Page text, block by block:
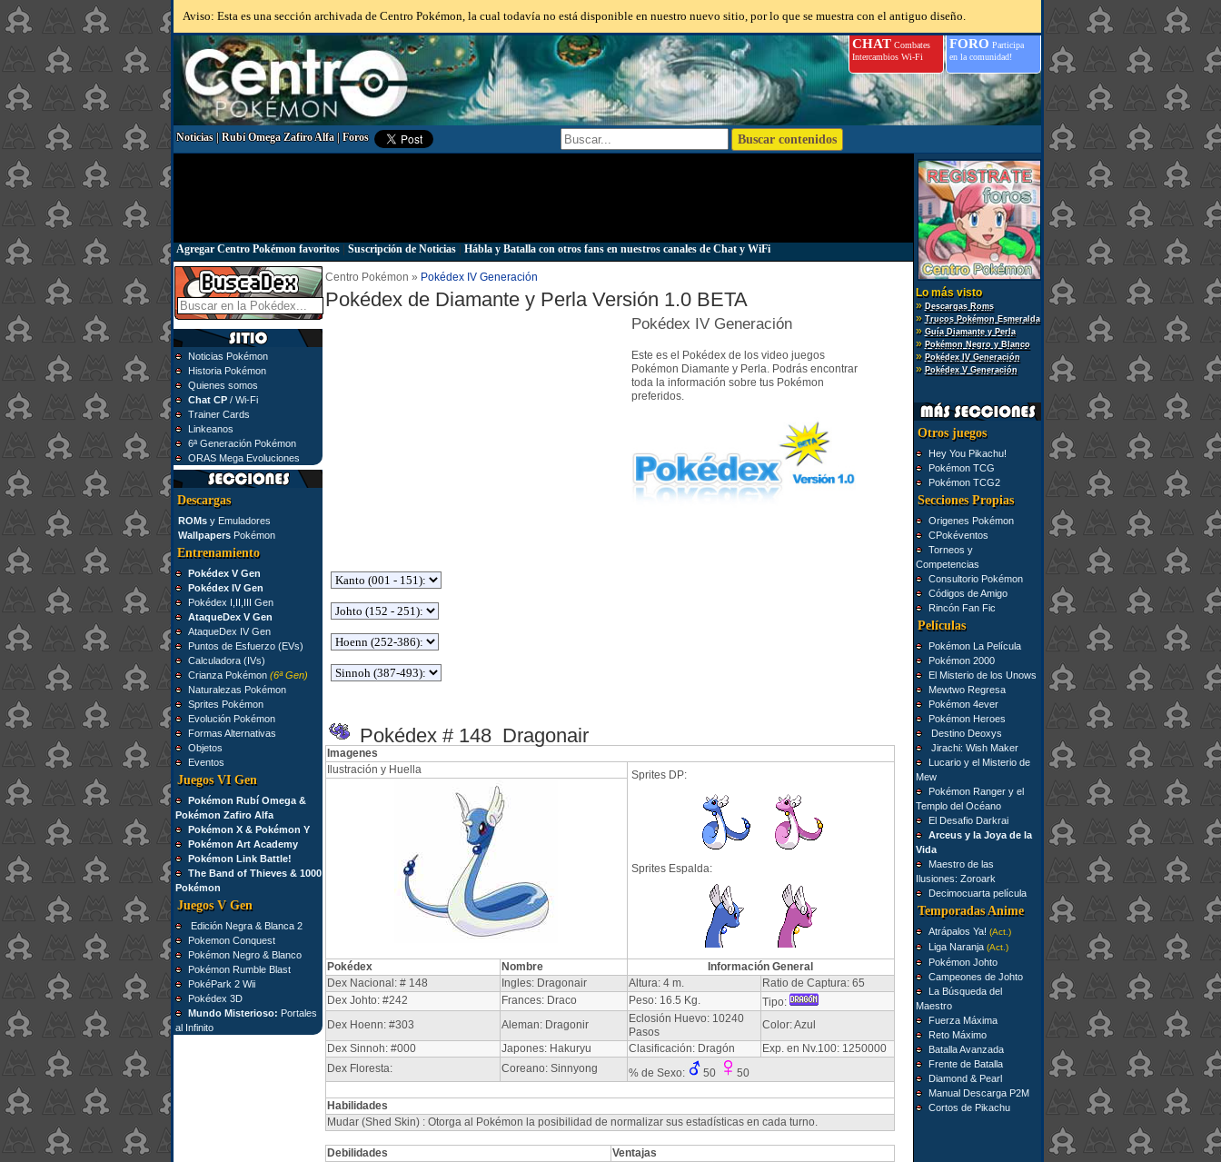
Aviso: Esta es una sección archivada de Centro Pokémon, la cual todavía no está disponible en nuestro nuevo sitio, por lo que se muestra con el antiguo diseño.
FORO Participa
en la comunidad!
CHATCombates
Intercambios Wi-Fi
Noticias|Rubí Omega Zafiro Alfa|Foros
Agregar Centro Pokémon favoritos| Suscripción de Noticias| Hábla y Batalla con otros fans en nuestros canales de Chat y WiFi
Lo más visto
» Descargas Roms
» Trucos Pokémon Esmeralda
» Guía Diamante y Perla
» Pokémon Negro y Blanco
» Pokédex IV Generación
» Pokédex V Generación
Otros juegos
Hey You Pikachu!
Pokémon TCG
Pokémon TCG2
Secciones Propias
Origenes Pokémon
CPokéventos
Torneos y
Competencias
Consultorio Pokémon
Códigos de Amigo
Rincón Fan Fic
Películas
Pokémon La Película
Pokémon 2000
El Misterio de los Unows
Mewtwo Regresa
Pokémon 4ever
Pokémon Heroes
Destino Deoxys
Jirachi: Wish Maker
Lucario y el Misterio de
Mew
Pokémon Ranger y el
Templo del Océano
El Desafio Darkrai
Arceus y la Joya de la
Vida
Maestro de las
Ilusiones: Zoroark
Decimocuarta película
Temporadas Anime
Atrápalos Ya! (Act.)
Liga Naranja (Act.)
Pokémon Johto
Campeones de Johto
La Búsqueda del
Maestro
Fuerza Máxima
Reto Máximo
Batalla Avanzada
Frente de Batalla
Diamond & Pearl
Manual Descarga P2M
Cortos de Pikachu
Noticias Pokémon
Historia Pokémon
Quienes somos
Chat CP/ Wi-Fi
Trainer Cards
Linkeanos
6ª Generación Pokémon
ORAS Mega Evoluciones
Descargas
ROMsy Emuladores
WallpapersPokémon
Entrenamiento
Pokédex V Gen
Pokédex IV Gen
Pokédex I,II,III Gen
AtaqueDex V Gen
AtaqueDex IV Gen
Puntos de Esfuerzo (EVs)
Calculadora (IVs)
Crianza Pokémon (6ª Gen)
Naturalezas Pokémon
Sprites Pokémon
Evolución Pokémon
Formas Alternativas
Objetos
Eventos
Juegos VI Gen
Pokémon Rubí Omega &
Pokémon Zafiro Alfa
Pokémon X & Pokémon Y
Pokémon Art Academy
Pokémon Link Battle!
The Band of Thieves & 1000
Pokémon
Juegos V Gen
Edición Negra & Blanca 2
Pokemon Conquest
Pokémon Negro & Blanco
Pokémon Rumble Blast
PokéPark 2 Wii
Pokédex 3D
Mundo Misterioso: Portales
al Infinito
Centro Pokémon » Pokédex IV Generación
Pokédex de Diamante y Perla Versión 1.0 BETA
Pokédex IV Generación
Este es el Pokédex de los video juegos
Pokémon Diamante y Perla. Podrás encontrar
toda la información sobre tus Pokémon
preferidos.
Pokédex # 148 Dragonair
Imagenes
Ilustración y Huella
Sprites DP:
Sprites Espalda:
Pokédex Nombre
Información General
Dex Nacional: # 148
Ingles: Dragonair Altura: 4 m.
Ratio de Captura: 65
Dex Johto: #242
Frances: Draco Peso: 16.5 Kg.
Tipo:
Dex Hoenn: #303
Aleman: Dragonir
Eclosión Huevo: 10240
Pasos
Color: Azul
Dex Sinnoh: #000
Japones: Hakuryu Clasificación: Dragón
Exp. en Nv.100: 1250000
Dex Floresta:
Coreano: Sinnyong % de Sexo: 50 50
Habilidades
Mudar (Shed Skin) : Otorga al Pokémon la posibilidad de normalizar sus estadísticas en cada turno.
Debilidades
Ventajas